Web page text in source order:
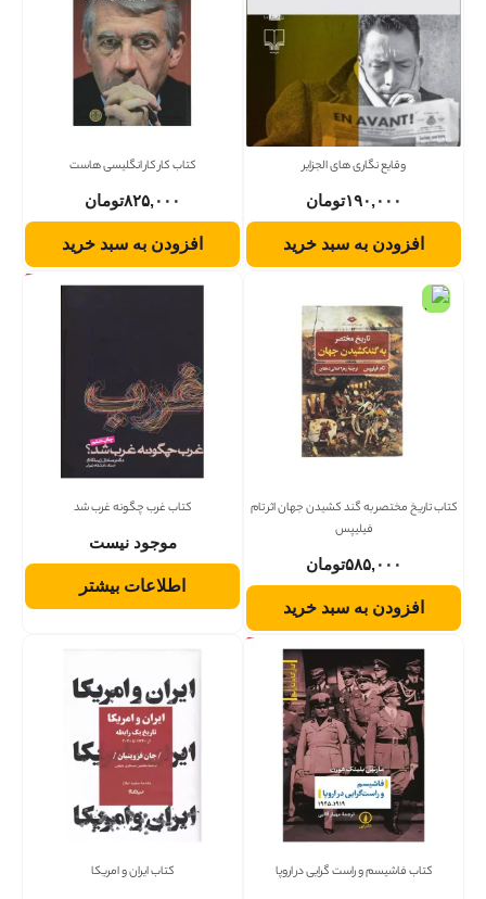
وقایع نگاری های الجزایر
۱۹۰,۰۰۰تومان
افزودن به سبد خرید
کتاب کار کار انگلیسی هاست
۸۲۵,۰۰۰تومان
افزودن به سبد خرید
کتاب تاریخ مختصر به گند کشیدن جهان اثر تام
فیلیپس
۵۸۵,۰۰۰تومان
افزودن به سبد خرید
کتاب غرب چگونه غرب شد
موجود نیست
اطلاعات بیشتر
کتاب فاشیسم و راست گرایی در اروپا کتاب ایران و امریکا